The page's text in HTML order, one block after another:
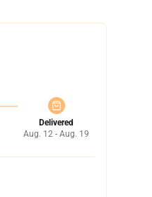
Delivered
Aug. 12 - Aug. 19